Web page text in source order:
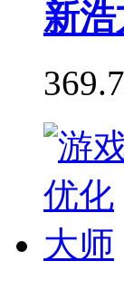
新